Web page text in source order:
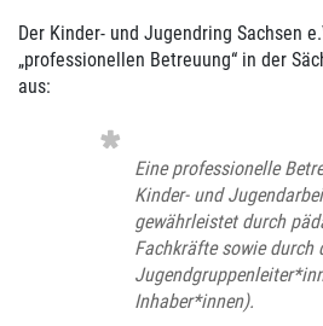
Der Kinder- und Jugendring Sachsen
„professionellen Betreuung“ in der
aus:
Eine professionelle
Kinder- und
gewährleistet durch
Fachkräfte sowie durch
Inhaber*innen).